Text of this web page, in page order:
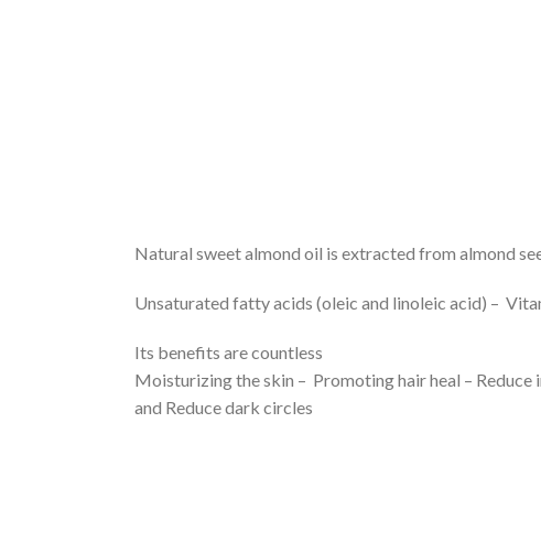
Natural sweet almond oil is extracted from almond
Its benefits are countless
Moisturizing the skin – Promoting hair heal –
and Reduce dark circles